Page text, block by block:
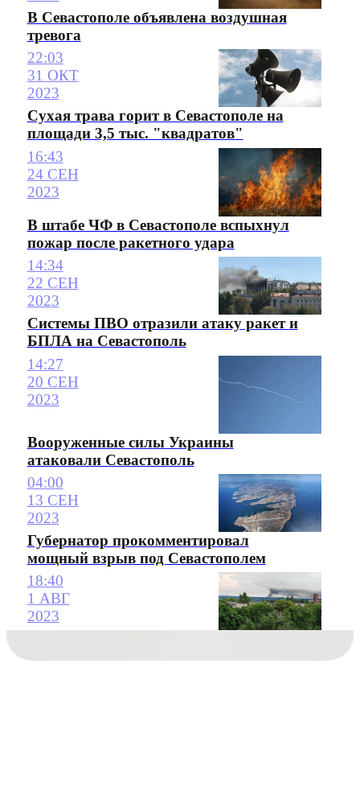
В Севастополе объявлена воздушная
тревога
22:03
31 ОКТ
2023
Сухая трава горит в Севастополе на
площади 3,5 тыс. "квадратов"
16:43
24 СЕН
2023
В штабе ЧФ в Севастополе вспыхнул
пожар после ракетного удара
14:34
22 СЕН
2023
Системы ПВО отразили атаку ракет и
БПЛА на Севастополь
14:27
20 СЕН
2023
Вооруженные силы Украины
атаковали Севастополь
04:00
13 СЕН
2023
Губернатор прокомментировал
мощный взрыв под Севастополем
18:40
1 АВГ
2023